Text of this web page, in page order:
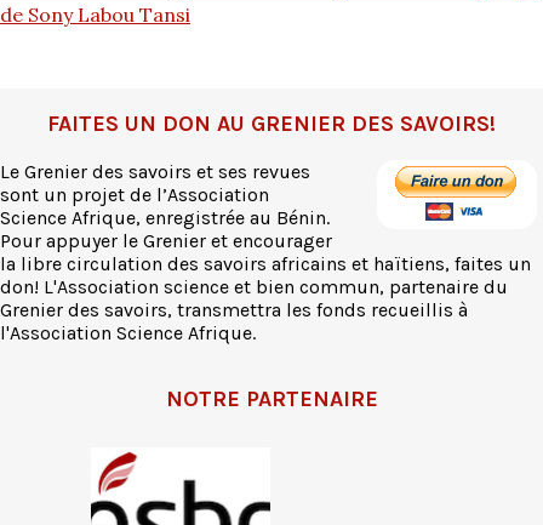
de Sony Labou Tansi
FAITES UN DON AU GRENIER DES SAVOIRS!
Le Grenier des savoirs et ses revues
sont un projet de l’Association
Science Afrique, enregistrée au Bénin.
Pour appuyer le Grenier et encourager
la libre circulation des savoirs africains et haïtiens, faites un
don! L'Association science et bien commun, partenaire du
Grenier des savoirs, transmettra les fonds recueillis à
l'Association Science Afrique.
NOTRE PARTENAIRE